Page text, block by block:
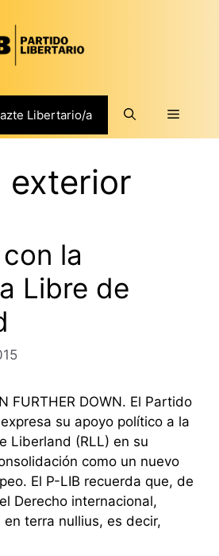
Libertario/a Menú
exterior
la
Libre de
FURTHER DOWN. El Partido
su apoyo político a la
Liberland (RLL) en su
como un nuevo
El P-LIB recuerda que, de
Derecho internacional,
terra nullius, es decir,